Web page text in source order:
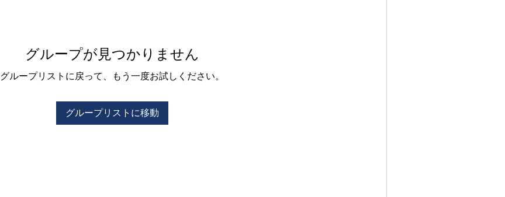
グループが見つかりません
グループリストに戻って、もう一度お試しください。
グループリストに移動